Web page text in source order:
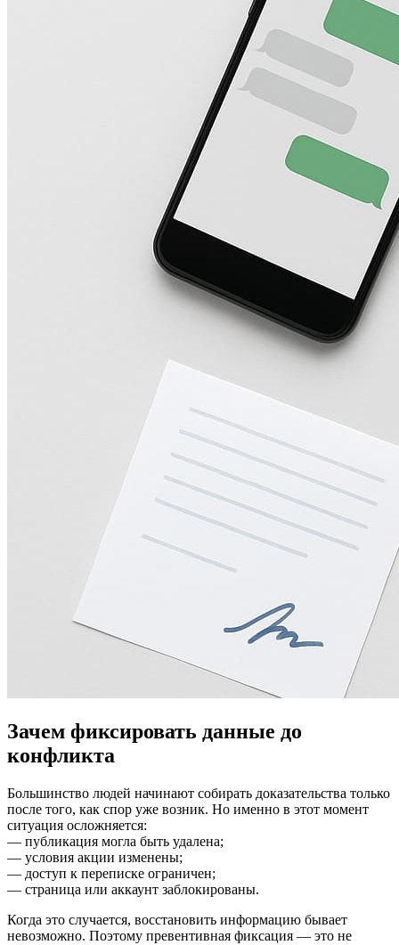
Зачем фиксировать данные до
конфликта
Большинство людей начинают собирать доказательства только
после того, как спор уже возник. Но именно в этот момент
ситуация осложняется:
— публикация могла быть удалена;
— условия акции изменены;
— доступ к переписке ограничен;
— страница или аккаунт заблокированы.
Когда это случается, восстановить информацию бывает
невозможно. Поэтому превентивная фиксация — это не